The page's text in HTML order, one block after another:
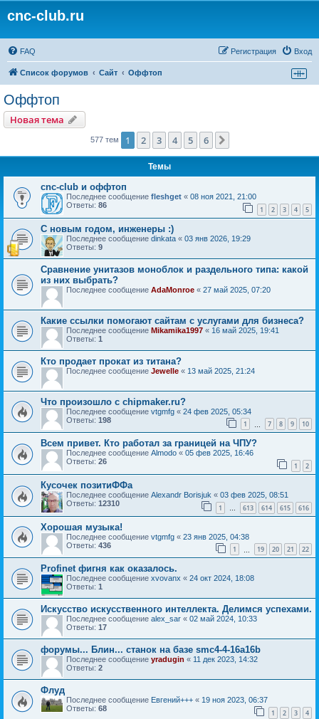
cnc-club.ru
FAQ Вход
Регистрация
Список форумов Сайт Оффтоп
Оффтоп
Новая тема
577 тем 1 2 3 4 5 6
Темы
cnc-club и оффтоп
Последнее сообщение fleshget « 08 ноя 2021, 21:00
Ответы: 86 1 2 3 4 5
С новым годом, инженеры :)
Последнее сообщение dinkata « 03 янв 2026, 19:29
Ответы: 9
Сравнение унитазов моноблок и раздельного типа: какой
из них выбрать?
Последнее сообщение AdaMonroe « 27 май 2025, 07:20
Какие ссылки помогают сайтам с услугами для бизнеса?
Последнее сообщение Mikamika1997 « 16 май 2025, 19:41
Ответы: 1
Кто продает прокат из титана?
Последнее сообщение Jewelle « 13 май 2025, 21:24
Что произошло с chipmaker.ru?
Последнее сообщение vtgmfg « 24 фев 2025, 05:34
Ответы: 198 1 7 8 9 10
Всем привет. Кто работал за границей на ЧПУ?
Последнее сообщение Almodo « 05 фев 2025, 16:46
Ответы: 26 1 2
Кусочек позитиФФа
Последнее сообщение Alexandr Borisjuk « 03 фев 2025, 08:51
Ответы: 12310 1 … 613 614 615 616
Хорошая музыка!
Последнее сообщение vtgmfg « 23 янв 2025, 04:38
Ответы: 436 1 19 20 21 22
Profinet фигня как оказалось.
Последнее сообщение xvovanx « 24 окт 2024, 18:08
Ответы: 1
Искусство искусственного интеллекта. Делимся успехами.
Последнее сообщение alex_sar « 02 май 2024, 10:33
Ответы: 17
форумы... Блин... станок на базе smc4-4-16a16b
Последнее сообщение yradugin « 11 дек 2023, 14:32
Ответы: 2
Флуд
Последнее сообщение Евгений+++ « 19 ноя 2023, 06:37
Ответы: 68 1 2 3 4